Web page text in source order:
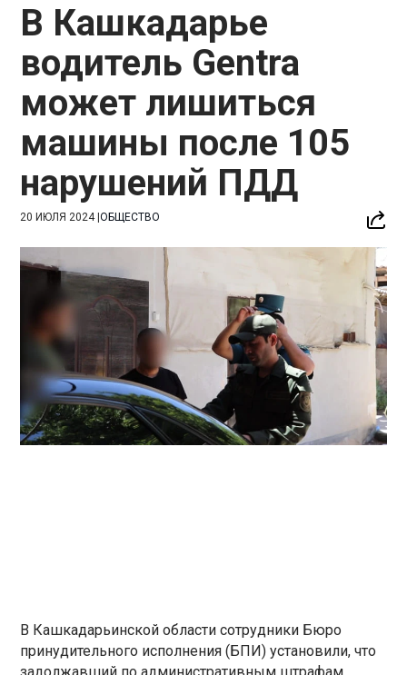
В Кашкадарье
водитель Gentra
может лишиться
машины после 105
нарушений ПДД
20 ИЮЛЯ 2024|ОБЩЕСТВО
В Кашкадарьинской области сотрудники Бюро
принудительного исполнения (БПИ) установили, что